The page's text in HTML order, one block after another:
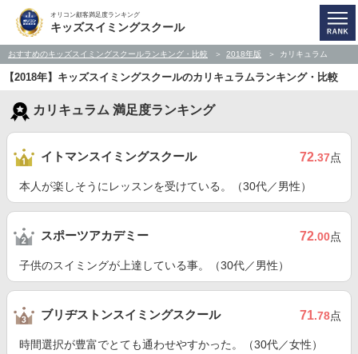
オリコン顧客満足度ランキング
キッズスイミングスクール
おすすめのキッズスイミングスクールランキング・比較 2018年版 カリキュラム
【2018年】キッズスイミングスクールのカリキュラムランキング・比較
カリキュラム 満足度ランキング
イトマンスイミングスクール 72.37点
本人が楽しそうにレッスンを受けている。（30代／男性）
スポーツアカデミー 72.00点
子供のスイミングが上達している事。（30代／男性）
ブリヂストンスイミングスクール 71.78点
時間選択が豊富でとても通わせやすかった。（30代／女性）